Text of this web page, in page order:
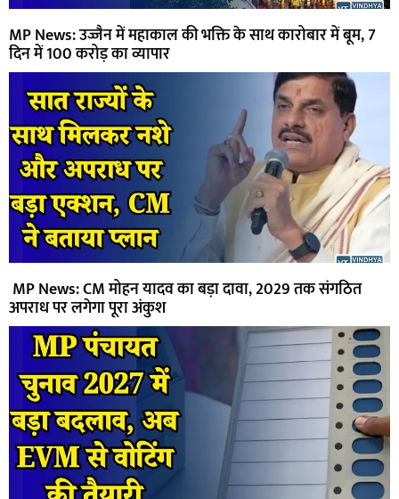
MP News: उज्जैन में महाकाल की भक्ति के साथ कारोबार में बूम, 7
दिन में 100 करोड़ का व्यापार
MP News: CM मोहन यादव का बड़ा दावा, 2029 तक संगठित
अपराध पर लगेगा पूरा अंकुश